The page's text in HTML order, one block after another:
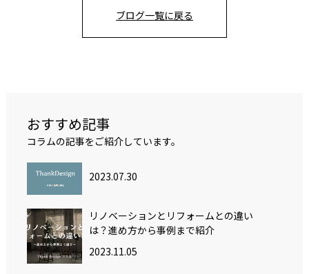
ブログ一覧に戻る
おすすめ記事
コラムの記事をご紹介しています。
2023.07.30
リノベーションとリフォームとの違い
は？進め方から事例まで紹介
2023.11.05